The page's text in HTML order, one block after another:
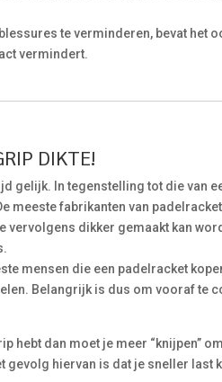
te verminderen, bevat het
vermindert.
DIKTE!
gelijk. In tegenstelling tot die van
meeste fabrikanten van
vervolgens dikker gemaakt kan
mensen die een padelracket
Belangrijk is dus om vooraf te
hebt dan moet je meer “knijpen”
gevolg hiervan is dat je sneller last